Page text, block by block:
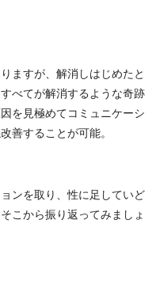
ますが、解消しはじめたと
べてが解消するような奇跡
を見極めてコミュニケーシ
善することが可能。
ンを取り、性に足していど
こから振り返ってみましょ